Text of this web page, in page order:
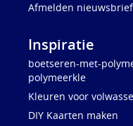
Afmelden nieuwsbrief
Inspiratie
boetseren-met-
polymeerkle
Kleuren voor
DIY Kaarten maken